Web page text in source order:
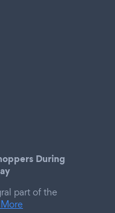
During
part of the